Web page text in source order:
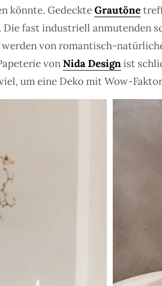
könnte. GedeckteGrautöne
fast industriell anmutenden
von romantisch-
vonNida Designist
um eine Deko mit Wow-